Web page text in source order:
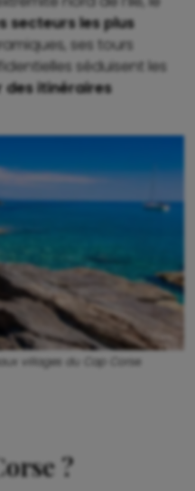
secteurs les plus
ses tours
séduisent les
des itinéraires
villages du Cap Corse.
?